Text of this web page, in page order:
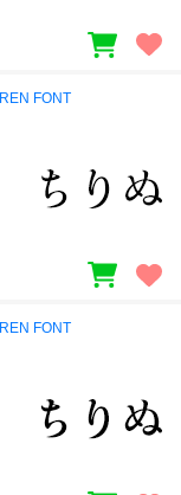
REN FONT
REN FONT